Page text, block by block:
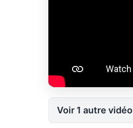
Voir 1 autre vidéo